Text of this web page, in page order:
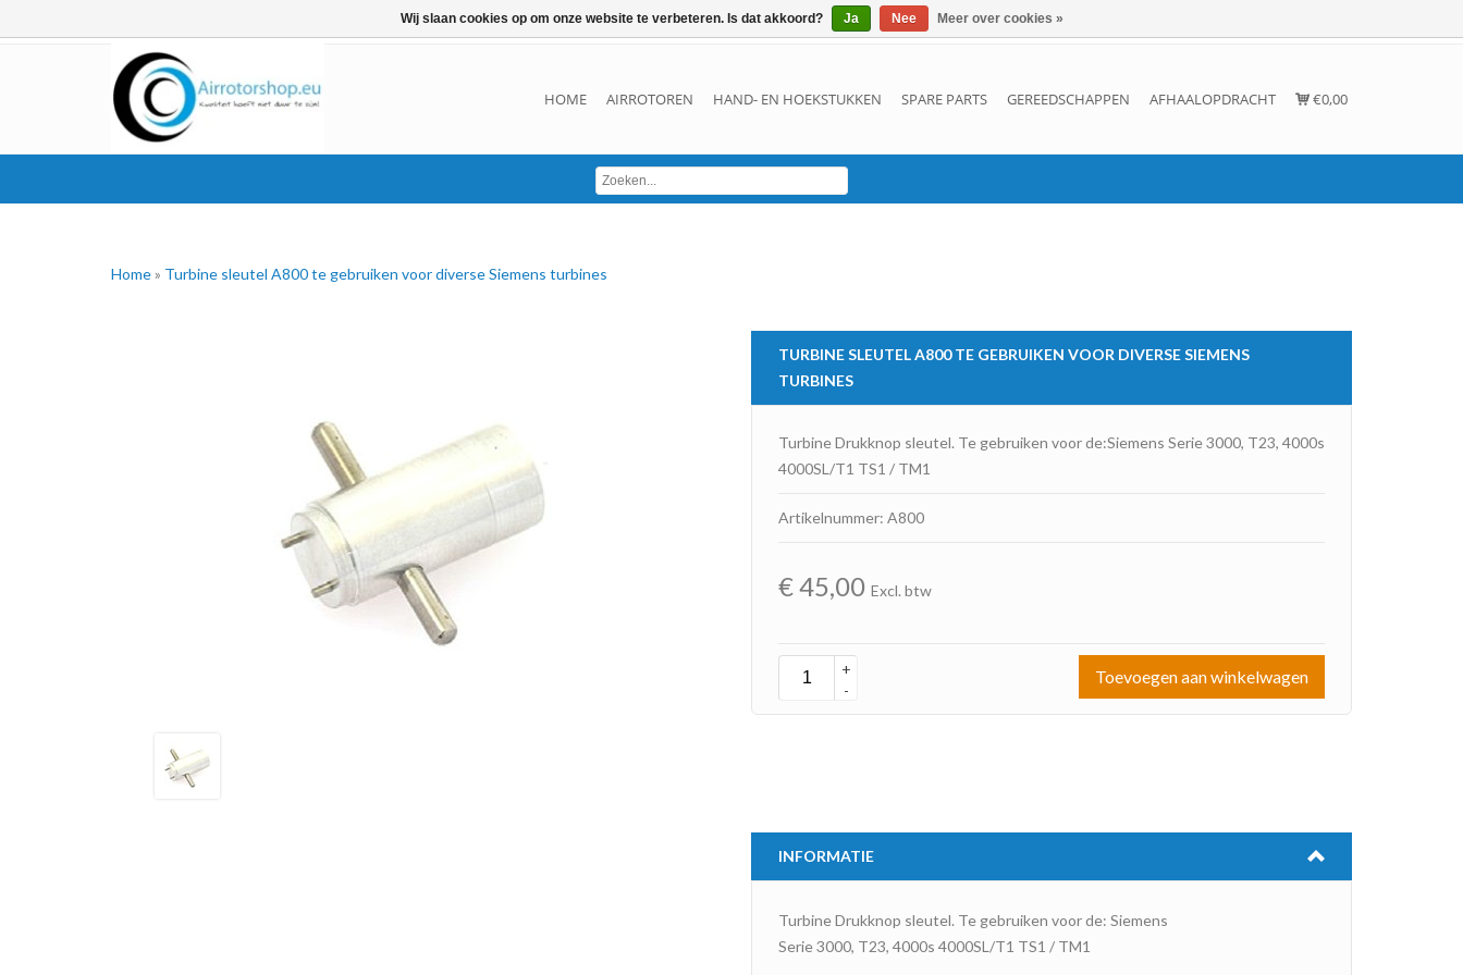
HOME AIRROTOREN HAND- EN HOEKSTUKKEN SPARE PARTS GEREEDSCHAPPEN AFHAALOPDRACHT €0,00
Home» Turbine sleutel A800 te gebruiken voor diverse Siemens turbines
TURBINE SLEUTEL A800 TE GEBRUIKEN VOOR DIVERSE SIEMENS
TURBINES
Turbine Drukknop sleutel. Te gebruiken voor de:Siemens Serie 3000, T23, 4000s
4000SL/T1 TS1 / TM1
Artikelnummer: A800
€45,00 Excl. btw
+
-
Toevoegen aan winkelwagen
INFORMATIE
Turbine Drukknop sleutel. Te gebruiken voor de: Siemens
Serie 3000, T23, 4000s 4000SL/T1 TS1 / TM1
Wij slaan cookies op om onze website te verbeteren. Is dat akkoord? Ja Nee Meer over cookies »